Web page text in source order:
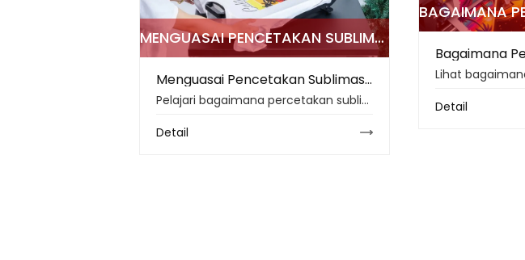
MENGUASAI PENCETAKAN SUBLIMASI: PANDUAN SEDERHANA
Menguasai Pencetakan Sublimasi: Panduan Sederhana
Pelajari bagaimana percetakan sublimasi bekerja, mengapa cocok dengan kain poliester, dan bagaimana tinta, kertas transfer, dan alat digital meningkatkan hasil percetakan kain.
Detail
Detail